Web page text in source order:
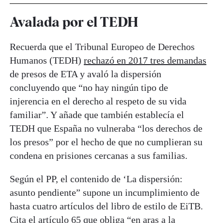
Avalada por el TEDH
Recuerda que el Tribunal Europeo de Derechos
Humanos (TEDH) rechazó en 2017 tres demandas
de presos de ETA y avaló la dispersión
concluyendo que “no hay ningún tipo de
injerencia en el derecho al respeto de su vida
familiar”. Y añade que también establecía el
TEDH que España no vulneraba “los derechos de
los presos” por el hecho de que no cumplieran su
condena en prisiones cercanas a sus familias.
Según el PP, el contenido de ‘La dispersión:
asunto pendiente” supone un incumplimiento de
hasta cuatro artículos del libro de estilo de EiTB.
Cita el artículo 65 que obliga “en aras a la